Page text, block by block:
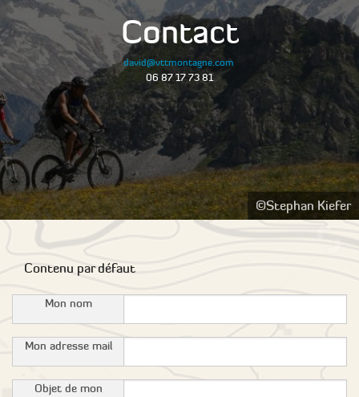
Contact
david@vttmontagne.com
06 87 17 73 81
©Stephan Kiefer
Contenu par défaut
Mon nom
Mon adresse mail
Objet de mon